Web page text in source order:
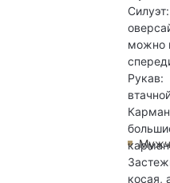
Силуэт:
можно
Рукав:
косая,